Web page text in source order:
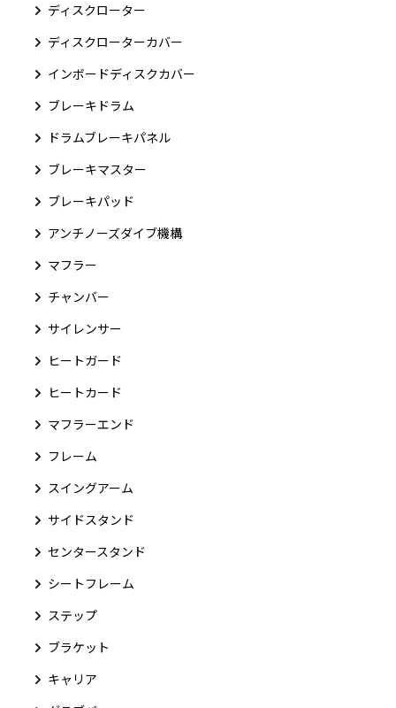
ディスクローター
ディスクローターカバー
インボードディスクカバー
ブレーキドラム
ドラムブレーキパネル
ブレーキマスター
ブレーキパッド
アンチノーズダイブ機構
マフラー
チャンバー
サイレンサー
ヒートガード
ヒートカード
マフラーエンド
フレーム
スイングアーム
サイドスタンド
センタースタンド
シートフレーム
ステップ
ブラケット
キャリア